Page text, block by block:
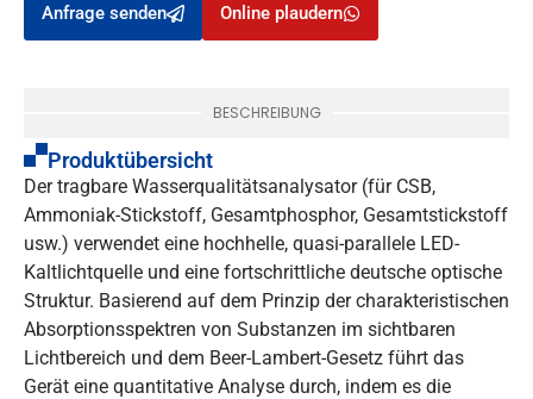
Anfrage senden Online plaudern
BESCHREIBUNG
Produktübersicht
Der tragbare Wasserqualitätsanalysator (für CSB,
Ammoniak-Stickstoff, Gesamtphosphor, Gesamtstickstoff
usw.) verwendet eine hochhelle, quasi-parallele LED-
Kaltlichtquelle und eine fortschrittliche deutsche optische
Struktur. Basierend auf dem Prinzip der charakteristischen
Absorptionsspektren von Substanzen im sichtbaren
Lichtbereich und dem Beer-Lambert-Gesetz führt das
Gerät eine quantitative Analyse durch, indem es die